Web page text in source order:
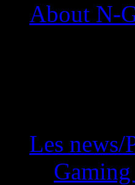
About N-
Les news/